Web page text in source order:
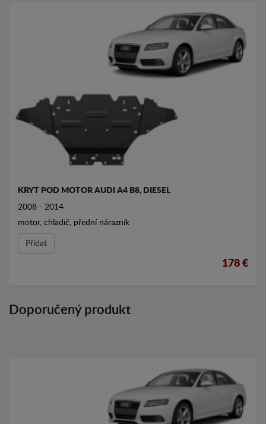
KRYT POD MOTOR AUDI A4 B8, DIESEL
2008 - 2014
motor, chladič, přední nárazník
Přídat
178 €
Doporučený produkt